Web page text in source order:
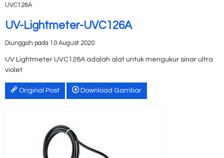
UVC126A
UV-Lightmeter-UVC126A
Diunggah pada 10 August 2020
UV Lightmeter UVC126A adalah alat untuk mengukur sinar ultra
violet
Original Post Download Gambar